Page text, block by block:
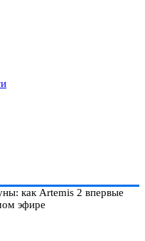
как Artemis 2 впервые
эфире